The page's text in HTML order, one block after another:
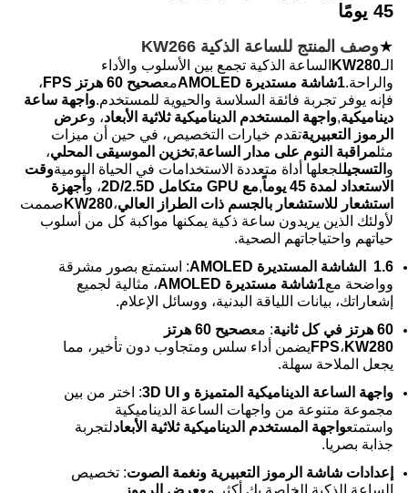
45 يومًا
★وصف المنتج للساعة الذكية KW266
الـKW280 الساعة الذكية تجمع بين الأسلوب والأداء
والراحة.1شاشة مستديرة AMOLED معصحيح 60 هرتز FPS
،
فإنه يوفر تجربة فائقة السلاسة والحيوية للمستخدم.واجهة ساعة
ديناميكية,واجهة المستخدم الديناميكية ثلاثية الأبعاد، وعرض
الرموز التعبيريةتقدم خيارات التخصيص، في حين أن ميزات
مثلمراقبة النوم على مدار الساعة,تخزين الموسيقى المحلي،
و التسجيللجعلها أداة متعددة الاستخدامات في الحياة اليوميةوقت
الاستعداد لمدة 45 يوماً
,مع GPU متكامل 2D/2.5D ، و أجهزة
استشعار للاستشعار بالجسم ذات الطراز العالي،KW280 صممت
لأولئك الذين يريدون ساعة ذكية يمكنها مواكبة كل من أسلوب
حياتهم واحتياجاتهم الصحية.
1.6 ‬ الشاشة المستديرة AMOLED
: استمتع بصور مشرقة
وواضحة مع1شاشة مستديرة AMOLED
، مثالية لجميع
إشعاراتك، بيانات اللياقة البدنية، ووسائل الإعلام.
60 هرتز في كل ثانية
: مع
صحيح 60 هرتز
FPS، KW280
يضمن أداء سلس ومتجاوب دون تأخير، مما
يجعل الملاحة سهلة.
واجهة الساعة الديناميكية المتميزة و 3D UI
: اختر من بين
مجموعة متنوعة من واجهات الساعة الديناميكية
واستمتعواجهة المستخدم الديناميكية ثلاثية الأبعادلتجربة
جذابة بصريا.
إعدادات شاشة الرموز التعبيرية ونغمة الصوت: تخصيص
الساعة الذكية الخاصة بك أكثر مععرض الرموز